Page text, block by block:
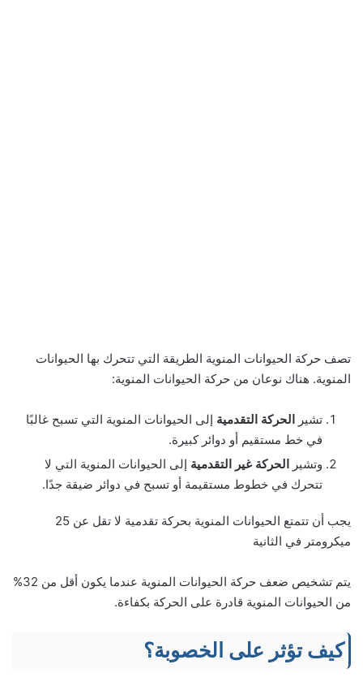
تصف حركة الحيوانات المنوية الطريقة التي تتحرك بها الحيوانات
المنوية. هناك نوعان من حركة الحيوانات المنوية:
تشير الحركة التقدمية إلى الحيوانات المنوية التي تسبح غالبًا
في خط مستقيم أو دوائر كبيرة.
وتشير
الحركة غير التقدمية إلى الحيوانات المنوية التي لا
تتحرك في خطوط مستقيمة أو تسبح في دوائر ضيقة جدًا.
يجب أن تتمتع الحيوانات المنوية بحركة تقدمية لا تقل عن 25
ميكرومتر في الثانية
يتم تشخيص ضعف حركة الحيوانات المنوية عندما يكون أقل من 32%
من الحيوانات المنوية قادرة على الحركة بكفاءة.
كيف تؤثر على الخصوبة؟